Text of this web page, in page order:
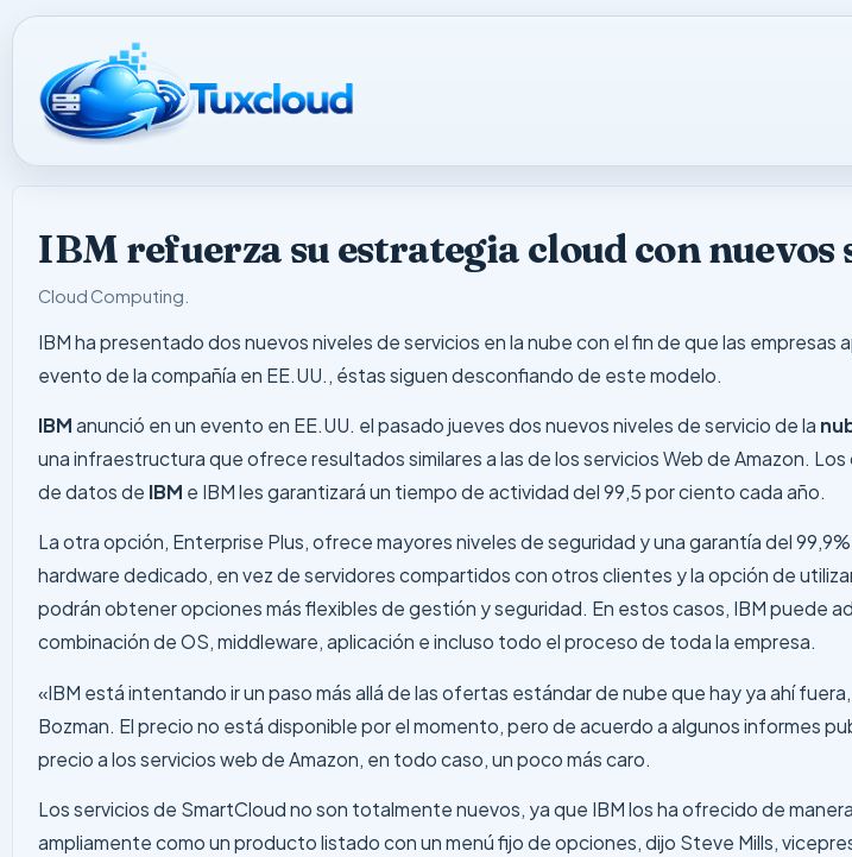
IBM refuerza su estrategia cloud con nuevos
Cloud Computing
IBM ha presentado dos nuevos niveles de servicios en la nube con el fin de que las
evento de la compañía en EE.UU., éstas siguen desconfiando de este modelo.
IBManunció en un evento en EE.UU. el pasado jueves dos nuevos niveles de servicio de la
una infraestructura que ofrece resultados similares a las de los servicios Web de Amazon.
de datos de IBM e IBM les garantizará un tiempo de actividad del 99,5 por ciento cada año.
La otra opción, Enterprise Plus, ofrece mayores niveles de seguridad y una garantía del
hardware dedicado, en vez de servidores compartidos con otros clientes y la opción de
podrán obtener opciones más flexibles de gestión y seguridad. En estos casos, IBM puede
combinación de OS, middleware, aplicación e incluso todo el proceso de toda la empresa.
«IBM está intentando ir un paso más allá de las ofertas estándar de nube que hay ya ahí
Bozman. El precio no está disponible por el momento, pero de acuerdo a algunos informes
precio a los servicios web de Amazon, en todo caso, un poco más caro.
Los servicios de SmartCloud no son totalmente nuevos, ya que IBM los ha ofrecido de
ampliamente como un producto listado con un menú fijo de opciones, dijo Steve Mills,